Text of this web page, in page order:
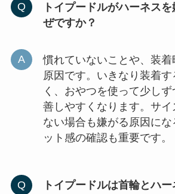
トイプードルがハーネス
ぜですか？
慣れていないことや、装
原因です。いきなり装着
く、おやつを使って少し
善しやすくなります。サ
ない場合も嫌がる原因にな
ット感の確認も重要です。
トイプードルは首輪とハ